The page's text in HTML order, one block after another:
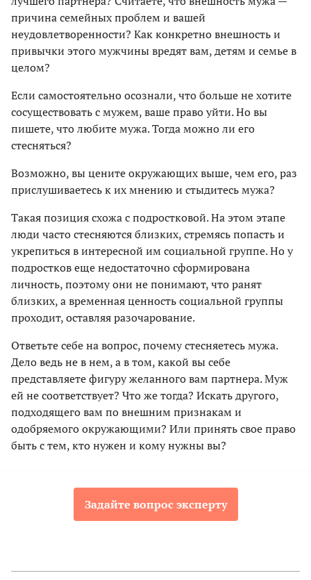
причина семейных проблем и вашей
неудовлетворенности? Как конкретно внешность и
привычки этого мужчины вредят вам, детям и семье в
целом?
Если самостоятельно осознали, что больше не хотите
сосуществовать с мужем, ваше право уйти. Но вы
пишете, что любите мужа. Тогда можно ли его
стесняться?
Возможно, вы цените окружающих выше, чем его, раз
прислушиваетесь к их мнению и стыдитесь мужа?
Такая позиция схожа с подростковой. На этом этапе
люди часто стесняются близких, стремясь попасть и
укрепиться в интересной им социальной группе. Но у
подростков еще недостаточно сформирована
личность, поэтому они не понимают, что ранят
близких, а временная ценность социальной группы
проходит, оставляя разочарование.
Ответьте себе на вопрос, почему стесняетесь мужа.
Дело ведь не в нем, а в том, какой вы себе
представляете фигуру желанного вам партнера. Муж
ей не соответствует? Что же тогда? Искать другого,
подходящего вам по внешним признакам и
одобряемого окружающими? Или принять свое право
быть с тем, кто нужен и кому нужны вы?
Задайте вопрос эксперту